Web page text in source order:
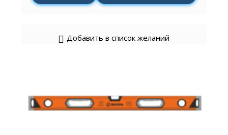
Добавить в список желаний